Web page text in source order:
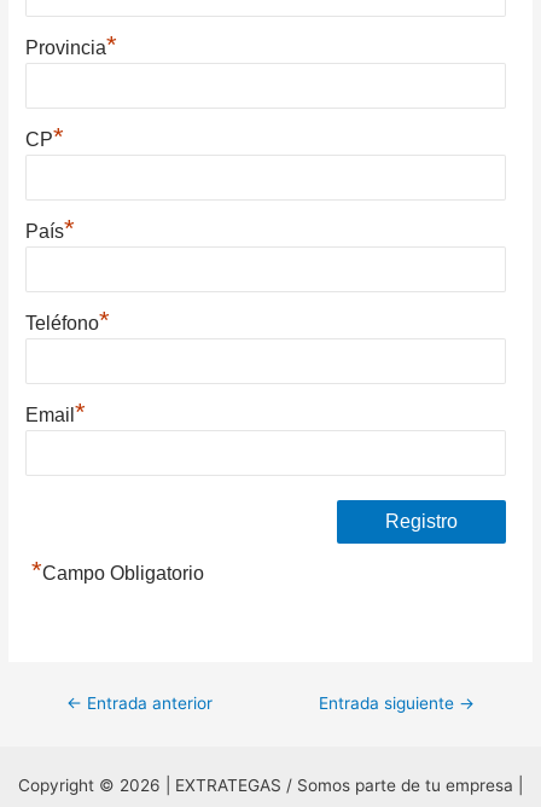
Provincia*
CP*
País*
Teléfono*
Email*
*Campo Obligatorio
Navegación
entradas
← Entrada anterior Entrada siguiente →
Copyright © 2026 | EXTRATEGAS / Somos parte de tu empresa |